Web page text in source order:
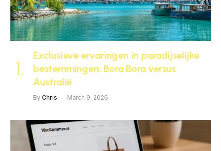
Exclusieve ervaringen in paradijselijke
bestemmingen: Bora Bora versus
Australië
By Chris March 9, 2026